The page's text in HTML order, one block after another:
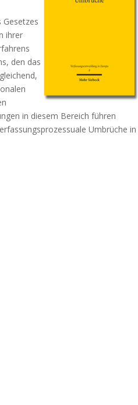
ihrer
den das
in diesem Bereich führen
Umbrüche in